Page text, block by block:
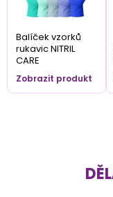
Balíček vzorků
rukavic NITRIL
CARE
Zobrazit produkt